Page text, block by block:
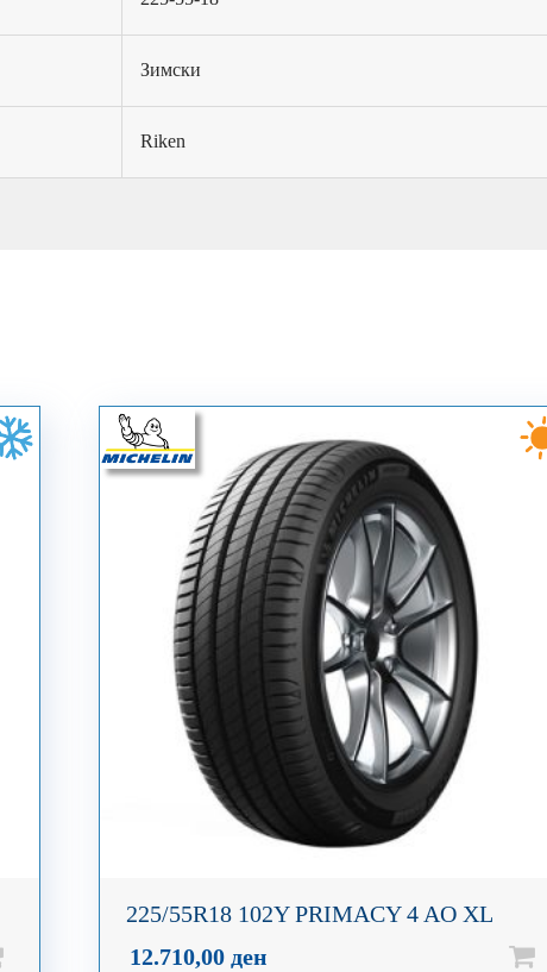
Зимски
Riken
225/55R18 102Y PRIMACY 4 AO XL
12.710,00 ден